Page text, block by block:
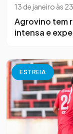
13 de janeiro às
Agrovino tem
intensa e
ESTREIA